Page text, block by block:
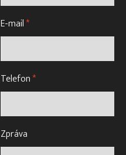
E-mail*
Telefon*
Zpráva